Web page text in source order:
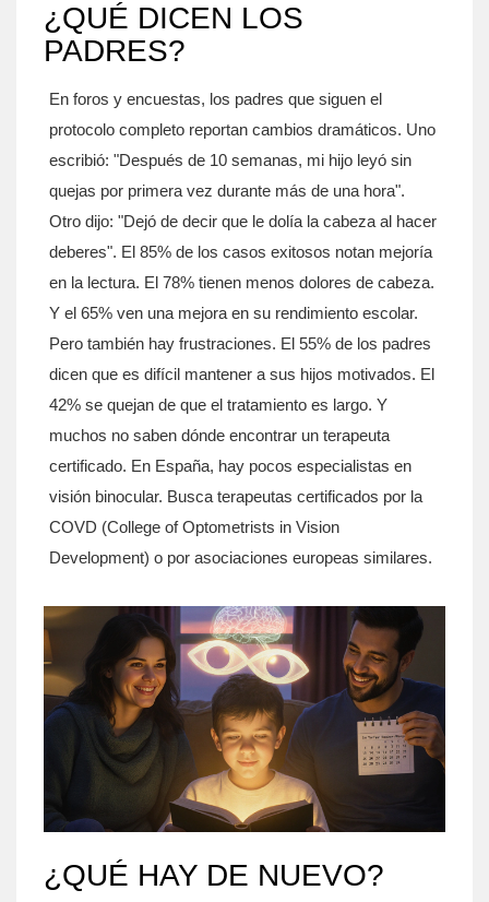
¿QUÉ DICEN LOS
PADRES?
En foros y encuestas, los padres que siguen el
protocolo completo reportan cambios dramáticos. Uno
escribió: "Después de 10 semanas, mi hijo leyó sin
quejas por primera vez durante más de una hora".
Otro dijo: "Dejó de decir que le dolía la cabeza al hacer
deberes". El 85% de los casos exitosos notan mejoría
en la lectura. El 78% tienen menos dolores de cabeza.
Y el 65% ven una mejora en su rendimiento escolar.
Pero también hay frustraciones. El 55% de los padres
dicen que es difícil mantener a sus hijos motivados. El
42% se quejan de que el tratamiento es largo. Y
muchos no saben dónde encontrar un terapeuta
certificado. En España, hay pocos especialistas en
visión binocular. Busca terapeutas certificados por la
COVD (College of Optometrists in Vision
Development) o por asociaciones europeas similares.
¿QUÉ HAY DE NUEVO?